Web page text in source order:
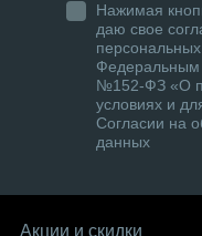
Нажимая
даю свое
Федеральным
№152-ФЗ «О
условиях и
Согласии на
данных
Акции и скидки